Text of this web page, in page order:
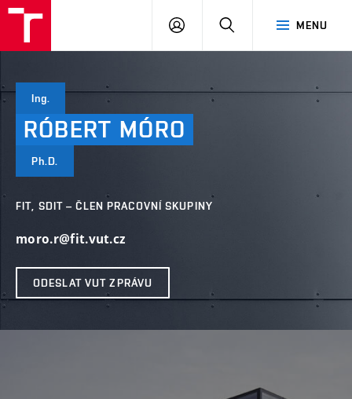
MENU
PŘIHLÁSIT
Ing.
RÓBERT MÓRO
Ph.D.
FIT, SDIT – ČLEN PRACOVNÍ SKUPINY
moro.r@fit.vut.cz
ODESLAT VUT ZPRÁVU